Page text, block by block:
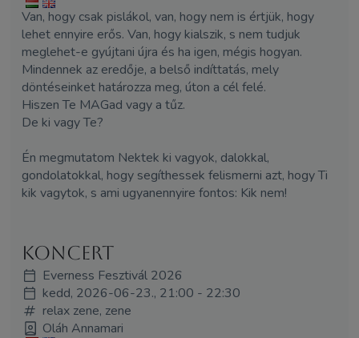
Van, hogy csak pislákol, van, hogy nem is értjük, hogy
lehet ennyire erős. Van, hogy kialszik, s nem tudjuk
meglehet-e gyújtani újra és ha igen, mégis hogyan.
Mindennek az eredője, a belső indíttatás, mely
döntéseinket határozza meg, úton a cél felé.
Hiszen Te MAGad vagy a tűz.
De ki vagy Te?
Én megmutatom Nektek ki vagyok, dalokkal,
gondolatokkal, hogy segíthessek felismerni azt, hogy Ti
kik vagytok, s ami ugyanennyire fontos: Kik nem!
Koncert
Everness Fesztivál 2026
kedd, 2026-06-23., 21:00 - 22:30
relax zene, zene
Oláh Annamari